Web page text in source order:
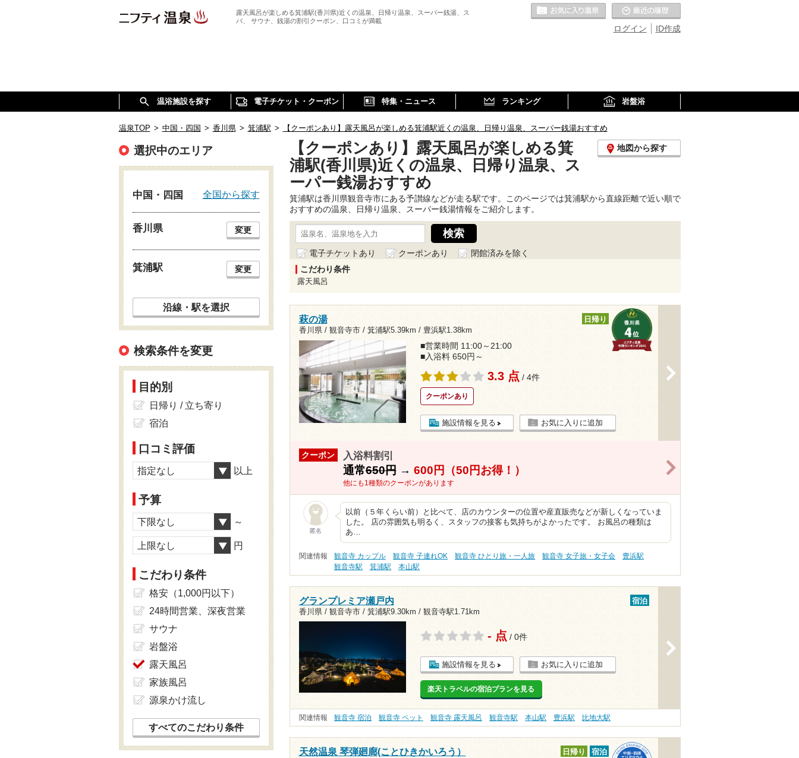
露天風呂が楽しめる箕浦駅(香川県)近くの温泉、日帰り温泉、スーパー銭湯、ス
パ、 サウナ、銭湯の割引クーポン、口コミが満載
ID作成
ログイン
お気に入りの温泉
温浴施設を探す 電子チケット・クーポン 特集・ニュース ランキング 岩盤浴
温泉TOP > 中国・四国 > 香川県 > 箕浦駅 > 【クーポンあり】露天風呂が楽しめる箕浦駅近くの温泉、日帰り温泉、スーパー銭湯おすすめ
【クーポンあり】露天風呂が楽しめる箕
浦駅(香川県)近くの温泉、日帰り温泉、ス
ーパー銭湯おすすめ
地図から探す
箕浦駅は香川県観音寺市にある予讃線などが走る駅です。このページでは箕浦駅から直線距離で近い順で
おすすめの温泉、日帰り温泉、スーパー銭湯情報をご紹介します。
電子チケットあり クーポンあり
閉館済みを除く
こだわり条件
露天風呂
萩の湯
香川県 / 観音寺市 / 箕浦駅5.39km / 豊浜駅1.38km
日帰り
■営業時間 11:00～21:00
■入浴料 650円～
3.3 点 / 4件
クーポンあり
施設情報を見る お気に入りに追加
クーポン 入浴料割引
通常650円→ 600円（50円お得！）
他にも1種類のクーポンがあります
匿名
以前（５年くらい前）と比べて、店のカウンターの位置や産直販売などが新しくなっていま
した。 店の雰囲気も明るく、スタッフの接客も気持ちがよかったです。 お風呂の種類は
あ…
関連情報 観音寺 カップル 観音寺 子連れOK 観音寺 ひとり旅・一人旅 観音寺 女子旅・女子会
豊浜駅
観音寺駅
箕浦駅 本山駅
グランプレミア瀬戸内
香川県 / 観音寺市 / 箕浦駅9.30km / 観音寺駅1.71km
宿泊
- 点 / 0件
施設情報を見る お気に入りに追加
楽天トラベルの宿泊プランを見る
関連情報 観音寺 宿泊 観音寺 ペット 観音寺 露天風呂 観音寺駅 本山駅 豊浜駅 比地大駅
天然温泉 琴弾廻廊(ことひきかいろう） 日帰り 宿泊
選択中のエリア
中国・四国 全国から探す
香川県 変更
箕浦駅 変更
沿線・駅を選択
検索条件を変更
目的別
日帰り / 立ち寄り
宿泊
口コミ評価
指定なし 以上
予算
下限なし ～
上限なし 円
こだわり条件
格安（1,000円以下）
24時間営業、深夜営業
サウナ
岩盤浴
露天風呂
家族風呂
源泉かけ流し
すべてのこだわり条件